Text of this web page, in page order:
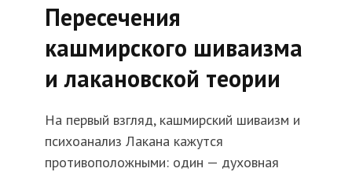
Пересечения
кашмирского шиваизма
и лакановской теории
На первый взгляд, кашмирский шиваизм и
психоанализ Лакана кажутся
противоположными: один — духовная